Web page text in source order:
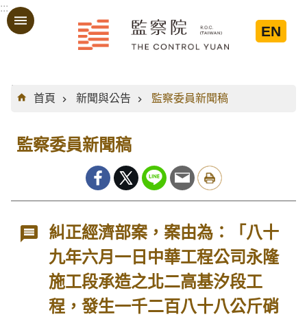
跳到主要內容區塊
:::
EN
:::
首頁
新聞與公告 監察委員新聞稿
監察委員新聞稿
糾正經濟部案，案由為：「八十
九年六月一日中華工程公司永隆
施工段承造之北二高基汐段工
程，發生一千二百八十八公斤硝